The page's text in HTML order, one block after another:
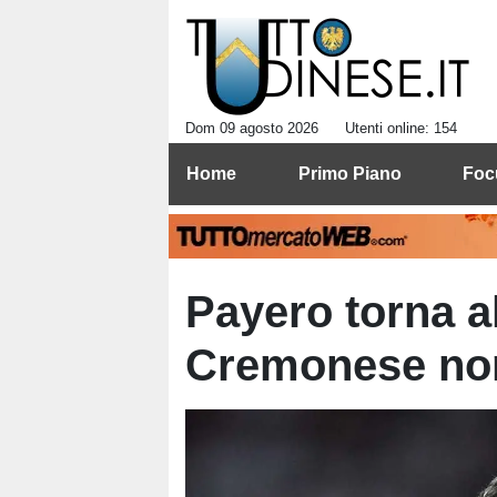
Dom 09 agosto 2026 Utenti online: 154
Home Primo Piano
Payero torna
Cremonese